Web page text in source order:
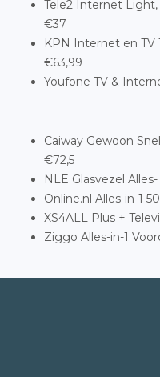
Tele2 Internet Light,
€37
KPN Internet en TV
€63,99
Youfone TV &
Caiway Gewoon
€72,5
NLE Glasvezel
Online.nl Alles-in-1
XS4ALL Plus +
Ziggo Alles-in-1